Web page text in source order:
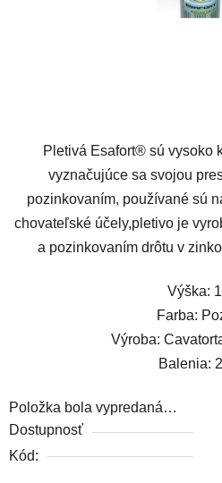
Pletivá Esafort® sú vysoko
vyznačujúce sa svojou
pozinkovaním, používané sú
chovateľské účely,pletivo je
a pozinkovaním drôtu v
Výška:
Farba:
Výroba:
Balenia:
Položka bola vypredaná…
Dostupnosť
Kód: